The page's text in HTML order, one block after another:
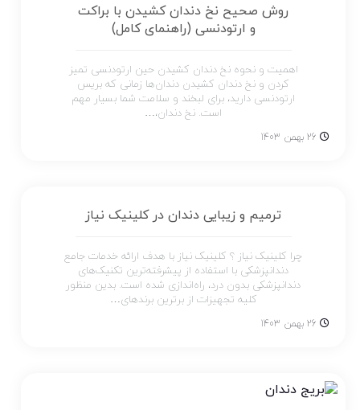
روش صحیح نخ دندان کشیدن با براکت
و ارتودنسی (راهنمای کامل)
اهمیت و نحوه نخ دندان کشیدن حین ارتودنسی تمیز
کردن و نخ دندان کشیدن دندان‌ها زمانی که بریس
ارتودنسی دارید، برای لبخند و سلامت شما بسیار مهم
است. نخ دندان،…
26 بهمن 1403
ترمیم و زیبایی دندان در کلینیک نیاز
چرا کلینیک نیاز ؟ کلینیک نیاز با هدف ارائه خدمات جامع
دندانپزشکی با استفاده از پیشرفته‌ترین تکنیک‌های
دندانپزشکی بدون درد، راه‌اندازی شده است. بدین منظور
کلیه تجهیزات از برترین برندهای…
26 بهمن 1403